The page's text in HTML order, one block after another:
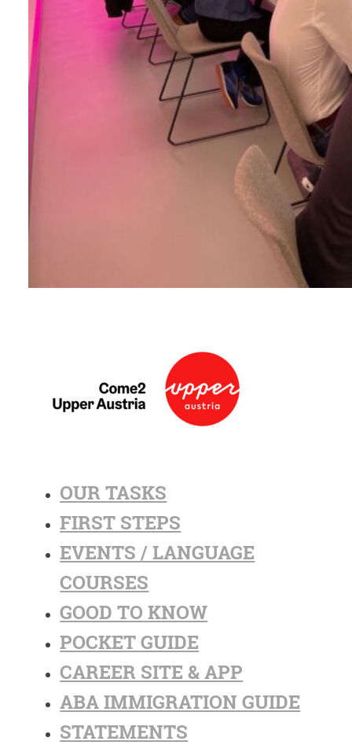
OUR TASKS
FIRST STEPS
EVENTS / LANGUAGE
COURSES
GOOD TO KNOW
POCKET GUIDE
CAREER SITE & APP
ABA IMMIGRATION GUIDE
STATEMENTS